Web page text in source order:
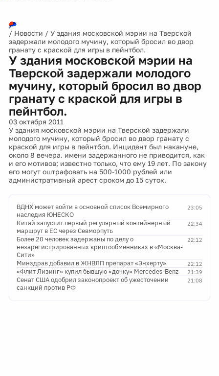
/ Новости / У здания московской мэрии на Тверской
задержали молодого мучину, который бросил во двор
гранату с краской для игры в пейнтбол.
У здания московской мэрии на
Тверской задержали молодого
мучину, который бросил во двор
гранату с краской для игры в
пейнтбол.
03 октября 2011
У здания московской мэрии на Тверской задержали
молодого мучину, который бросил во двор гранату с
краской для игры в пейнтбол. Инцидент был накануне,
около 8 вечера. имени задержанного не приводится, как
и его мотивов; известно только, что ему 19 лет. По закону
его могут оштрафовать на 500-1000 рублей или
административный арест сроком до 15 суток.
23:05
ВДНХ может войти в основной список Всемирного
наследия ЮНЕСКО
22:34
Китай запустит первый регулярный контейнерный
маршрут в ЕС через Севморпуть
22:12
Более 20 человек задержаны по делу о
незарегистрированных криптообменниках в «Москва-
Сити»
22:12
Минздрав добавил в ЖНВЛП препарат «Энхерту»
21:39
«Флит Лизинг» купил бывшую «дочку» Mercedes-Benz
21:08
Сенат США одобрил законопроект об ужесточении
санкций против РФ